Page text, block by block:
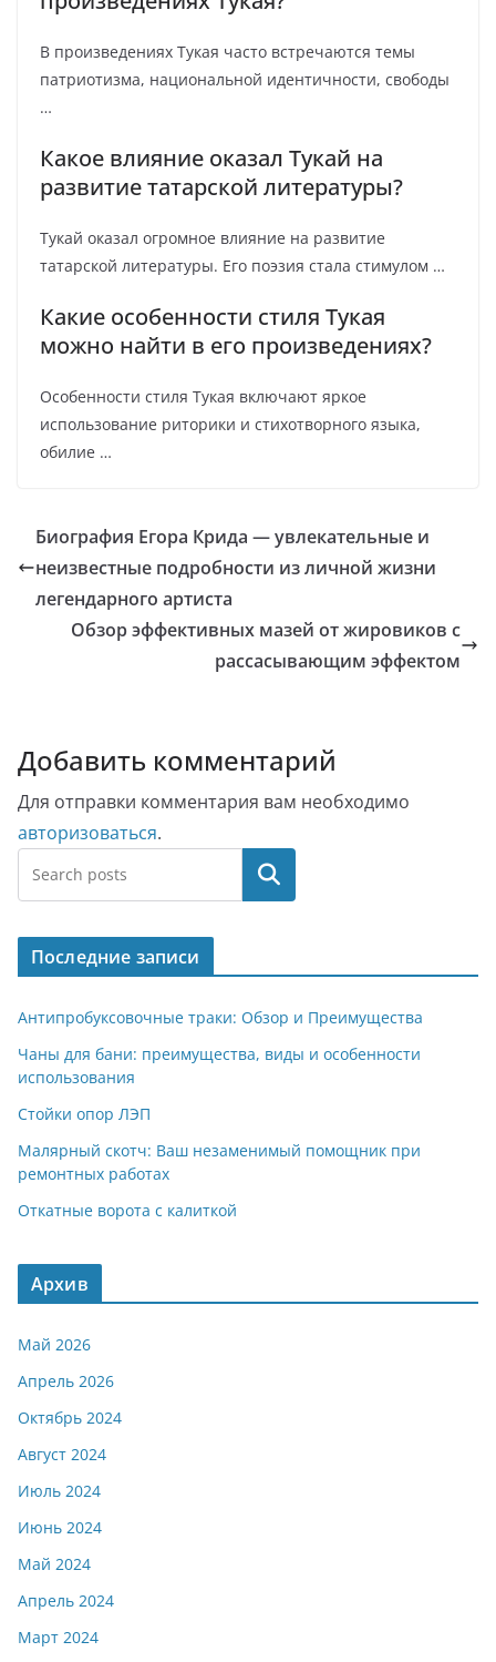
В произведениях Тукая часто встречаются темы
патриотизма, национальной идентичности, свободы
…
Какое влияние оказал Тукай на
развитие татарской литературы?
Тукай оказал огромное влияние на развитие
татарской литературы. Его поэзия стала стимулом …
Какие особенности стиля Тукая
можно найти в его произведениях?
Особенности стиля Тукая включают яркое
использование риторики и стихотворного языка,
обилие …
Биография Егора Крида — увлекательные и
неизвестные подробности из личной жизни
легендарного артиста
Обзор эффективных мазей от жировиков с
рассасывающим эффектом
Добавить комментарий
Для отправки комментария вам необходимо
авторизоваться.
Поиск
Последние записи
Антипробуксовочные траки: Обзор и Преимущества
Чаны для бани: преимущества, виды и особенности
использования
Стойки опор ЛЭП
Малярный скотч: Ваш незаменимый помощник при
ремонтных работах
Откатные ворота с калиткой
Архив
Май 2026
Апрель 2026
Октябрь 2024
Август 2024
Июль 2024
Июнь 2024
Май 2024
Апрель 2024
Март 2024